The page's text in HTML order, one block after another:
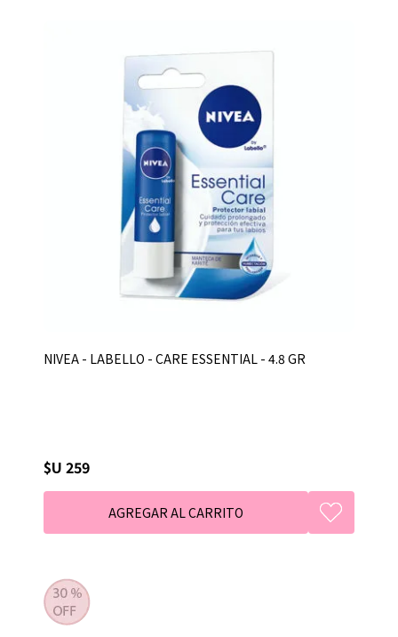
NIVEA - LABELLO - CARE ESSENTIAL - 4.8 GR
$U 259